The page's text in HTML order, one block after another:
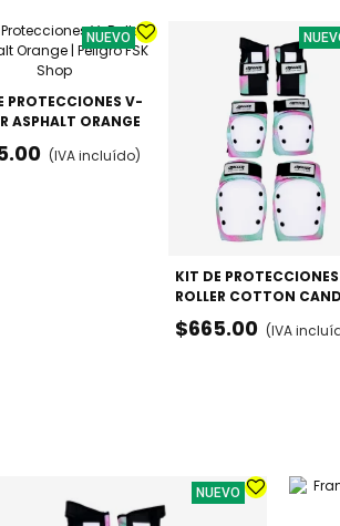
NUEVO
PROTECCIONES V-
ASPHALT ORANGE
CODERAS Y
(IVA incluído)
KIT DE
ROLLER COTTON
RODILLERAS, CODERAS Y
MUÑEQUERAS
$665.00 (IVA
NUEVO